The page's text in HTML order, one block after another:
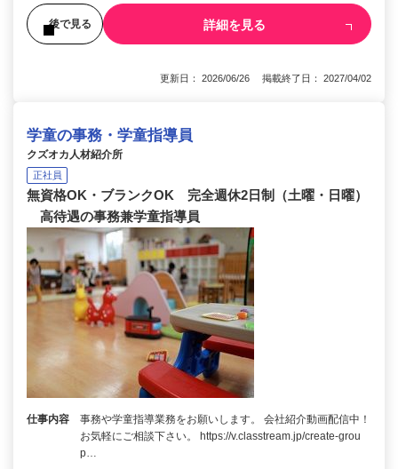
後で見る 詳細を見る
更新日： 2026/06/26 掲載終了日： 2027/04/02
学童の事務・学童指導員
クズオカ人材紹介所
正社員
無資格OK・ブランクOK 完全週休2日制（土曜・日曜）
高待遇の事務兼学童指導員
仕事内容
事務や学童指導業務をお願いします。 会社紹介動画配信中！
お気軽にご相談下さい。 https://v.classtream.jp/create-grou
p…